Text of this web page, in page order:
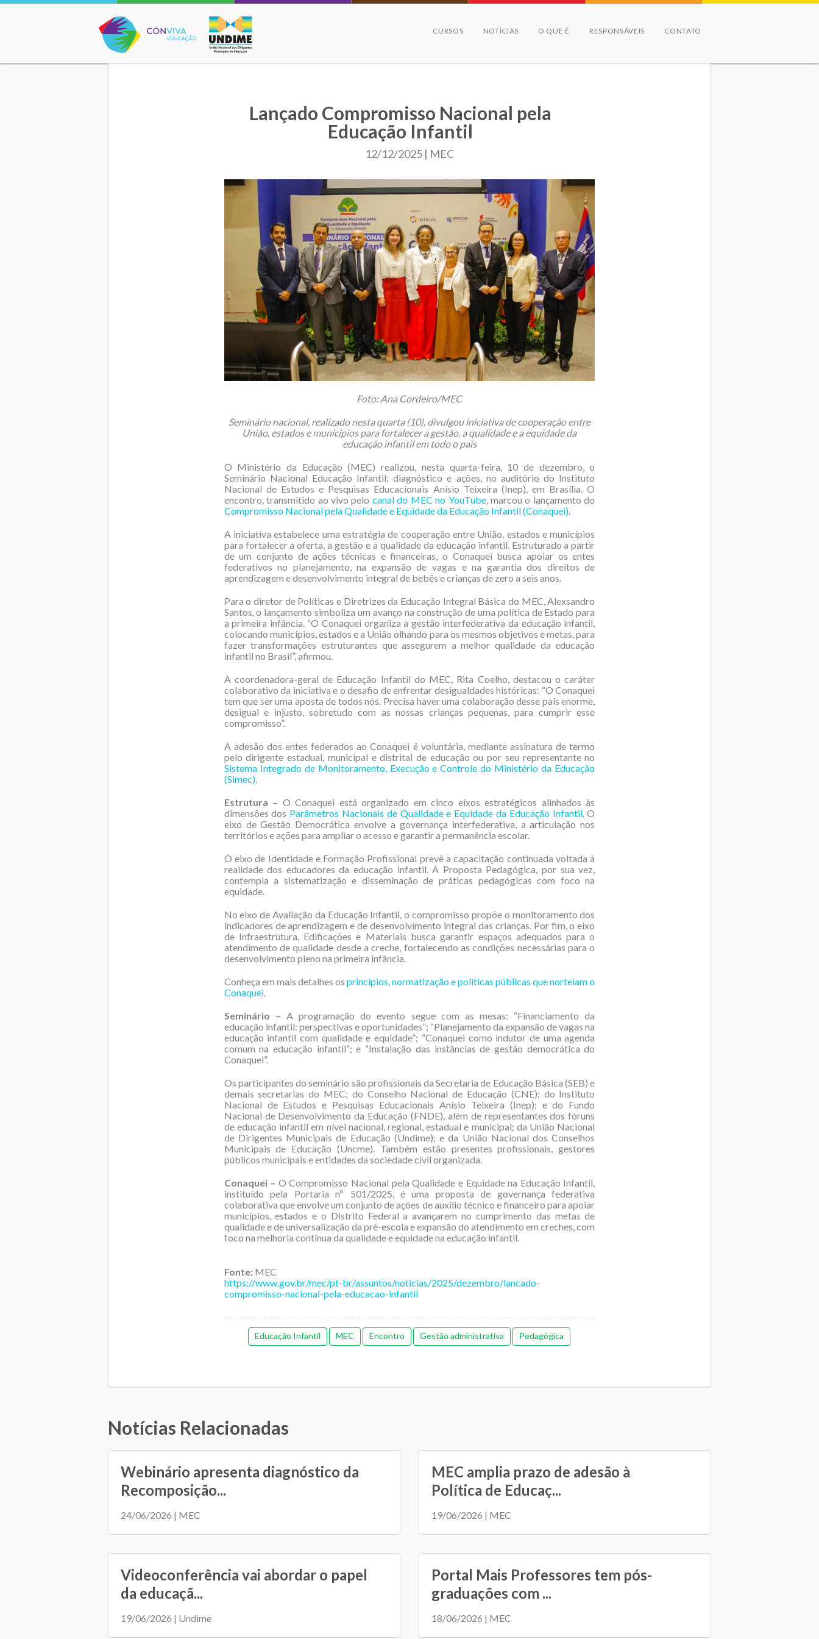
Conviva Educação
CURSOS NOTÍCIAS O QUE É RESPONSÁVEIS CONTATO
Lançado Compromisso Nacional pela
Educação Infantil
12/12/2025 | MEC
Foto: Ana Cordeiro/MEC
Seminário nacional, realizado nesta quarta (10), divulgou iniciativa de cooperação entre
União, estados e municípios para fortalecer a gestão, a qualidade e a equidade da
educação infantil em todo o país
O Ministério da Educação (MEC) realizou, nesta quarta-feira, 10 de dezembro, o
Seminário Nacional Educação Infantil: diagnóstico e ações, no auditório do Instituto
Nacional de Estudos e Pesquisas Educacionais Anísio Teixeira (Inep), em Brasília. O
encontro, transmitido ao vivo pelo canal do MEC no YouTube, marcou o lançamento do
Compromisso Nacional pela Qualidade e Equidade da Educação Infantil (Conaquei).
A iniciativa estabelece uma estratégia de cooperação entre União, estados e municípios
para fortalecer a oferta, a gestão e a qualidade da educação infantil. Estruturado a partir
de um conjunto de ações técnicas e financeiras, o Conaquei busca apoiar os entes
federativos no planejamento, na expansão de vagas e na garantia dos direitos de
aprendizagem e desenvolvimento integral de bebês e crianças de zero a seis anos.
Para o diretor de Políticas e Diretrizes da Educação Integral Básica do MEC, Alexsandro
Santos, o lançamento simboliza um avanço na construção de uma política de Estado para
a primeira infância. “O Conaquei organiza a gestão interfederativa da educação infantil,
colocando municípios, estados e a União olhando para os mesmos objetivos e metas, para
fazer transformações estruturantes que assegurem a melhor qualidade da educação
infantil no Brasil”, afirmou.
A coordenadora-geral de Educação Infantil do MEC, Rita Coelho, destacou o caráter
colaborativo da iniciativa e o desafio de enfrentar desigualdades históricas: “O Conaquei
tem que ser uma aposta de todos nós. Precisa haver uma colaboração desse país enorme,
desigual e injusto, sobretudo com as nossas crianças pequenas, para cumprir esse
compromisso”.
A adesão dos entes federados ao Conaquei é voluntária, mediante assinatura de termo
pelo dirigente estadual, municipal e distrital de educação ou por seu representante no
Sistema Integrado de Monitoramento, Execução e Controle do Ministério da Educação
(Simec).
Estrutura – O Conaquei está organizado em cinco eixos estratégicos alinhados às
dimensões dos Parâmetros Nacionais de Qualidade e Equidade da Educação Infantil. O
eixo de Gestão Democrática envolve a governança interfederativa, a articulação nos
territórios e ações para ampliar o acesso e garantir a permanência escolar.
O eixo de Identidade e Formação Profissional prevê a capacitação continuada voltada à
realidade dos educadores da educação infantil. A Proposta Pedagógica, por sua vez,
contempla a sistematização e disseminação de práticas pedagógicas com foco na
equidade.
No eixo de Avaliação da Educação Infantil, o compromisso propõe o monitoramento dos
indicadores de aprendizagem e de desenvolvimento integral das crianças. Por fim, o eixo
de Infraestrutura, Edificações e Materiais busca garantir espaços adequados para o
atendimento de qualidade desde a creche, fortalecendo as condições necessárias para o
desenvolvimento pleno na primeira infância.
Conheça em mais detalhes os princípios, normatização e políticas públicas que norteiam o
Conaquei.
Seminário – A programação do evento segue com as mesas: “Financiamento da
educação infantil: perspectivas e oportunidades”; “Planejamento da expansão de vagas na
educação infantil com qualidade e equidade”; “Conaquei como indutor de uma agenda
comum na educação infantil”; e “Instalação das instâncias de gestão democrática do
Conaquei”.
Os participantes do seminário são profissionais da Secretaria de Educação Básica (SEB) e
demais secretarias do MEC; do Conselho Nacional de Educação (CNE); do Instituto
Nacional de Estudos e Pesquisas Educacionais Anísio Teixeira (Inep); e do Fundo
Nacional de Desenvolvimento da Educação (FNDE), além de representantes dos fóruns
de educação infantil em nível nacional, regional, estadual e municipal; da União Nacional
de Dirigentes Municipais de Educação (Undime); e da União Nacional dos Conselhos
Municipais de Educação (Uncme). Também estão presentes profissionais, gestores
públicos municipais e entidades da sociedade civil organizada.
Conaquei – O Compromisso Nacional pela Qualidade e Equidade na Educação Infantil,
instituído pela Portaria nº 501/2025, é uma proposta de governança federativa
colaborativa que envolve um conjunto de ações de auxílio técnico e financeiro para apoiar
municípios, estados e o Distrito Federal a avançarem no cumprimento das metas de
qualidade e de universalização da pré-escola e expansão do atendimento em creches, com
foco na melhoria contínua da qualidade e equidade na educação infantil.
Fonte: MEC
https://www.gov.br/mec/pt-br/assuntos/noticias/2025/dezembro/lancado-
compromisso-nacional-pela-educacao-infantil
Educação Infantil MEC Encontro Gestão administrativa Pedagógica
Notícias Relacionadas
Webinário apresenta diagnóstico da
Recomposição...
24/06/2026 | MEC
MEC amplia prazo de adesão à
Política de Educaç...
19/06/2026 | MEC
Videoconferência vai abordar o papel
da educaçã...
19/06/2026 | Undime
Portal Mais Professores tem pós-
graduações com ...
18/06/2026 | MEC